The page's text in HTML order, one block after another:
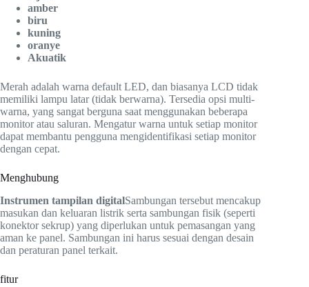
amber
biru
kuning
oranye
Akuatik
Merah adalah warna default LED, dan biasanya LCD tidak
memiliki lampu latar (tidak berwarna). Tersedia opsi multi-
warna, yang sangat berguna saat menggunakan beberapa
monitor atau saluran. Mengatur warna untuk setiap monitor
dapat membantu pengguna mengidentifikasi setiap monitor
dengan cepat.
Menghubung
Instrumen tampilan digitalSambungan tersebut mencakup
masukan dan keluaran listrik serta sambungan fisik (seperti
konektor sekrup) yang diperlukan untuk pemasangan yang
aman ke panel. Sambungan ini harus sesuai dengan desain
dan peraturan panel terkait.
fitur